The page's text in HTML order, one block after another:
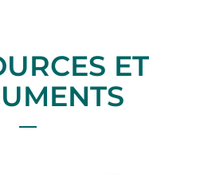
ET